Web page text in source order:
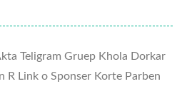
Teligram Gruep Khola Dorkar
R Link o Sponser Korte Parben